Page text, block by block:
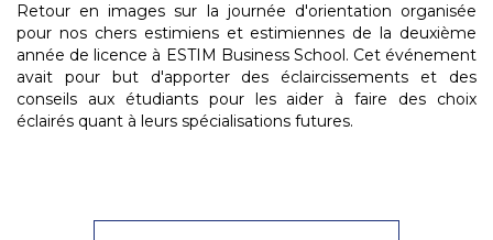
Retour en images sur la journée d'orientation organisée
pour nos chers estimiens et estimiennes de la deuxième
année de licence à ESTIM Business School. Cet événement
avait pour but d'apporter des éclaircissements et des
conseils aux étudiants pour les aider à faire des choix
éclairés quant à leurs spécialisations futures.